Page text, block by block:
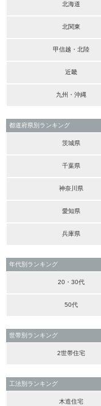
北海道
北関東
甲信越・北陸
近畿
九州・沖縄
都道府県別ランキング
茨城県
千葉県
神奈川県
愛知県
兵庫県
年代別ランキング
20・30代
50代
世帯別ランキング
2世帯住宅
工法別ランキング
木造住宅